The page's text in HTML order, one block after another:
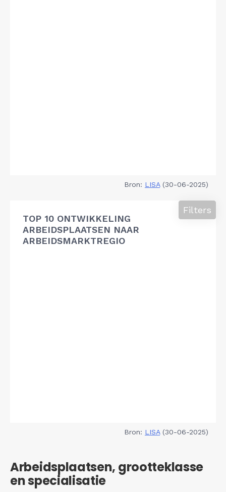
Bron: LISA(30-06-2025)
TOP 10 ONTWIKKELING
ARBEIDSPLAATSEN NAAR
ARBEIDSMARKTREGIO
Filters
Bron: LISA(30-06-2025)
Arbeidsplaatsen, grootteklasse
en specialisatie